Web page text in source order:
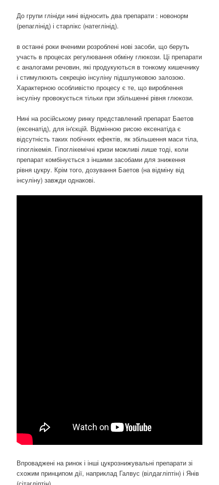
До групи глініди нині відносить два препарати : новонорм
(репаглінід) і старлікс (натеглінід).
в останні роки вченими розроблені нові засоби, що беруть
участь в процесах регулювання обміну глюкози. Ці препарати
є аналогами речовин, які продукуються в тонкому кишечнику
і стимулюють секрецію інсуліну підшлунковою залозою.
Характерною особливістю процесу є те, що вироблення
інсуліну провокується тільки при збільшенні рівня глюкози.
Нині на російському ринку представлений препарат Баетов
(ексенатід), для ін'єкцій. Відмінною рисою ексенатіда є
відсутність таких побічних ефектів, як збільшення маси тіла,
гіпоглікемія. Гіпоглікемічні кризи можливі лише тоді, коли
препарат комбінується з іншими засобами для зниження
рівня цукру. Крім того, дозування Баетов (на відміну від
інсуліну) завжди однакові.
Впроваджені на ринок і інші цукрознижувальні препарати зі
схожим принципом дії, наприклад Галвус (вілдагліптін) і Янів